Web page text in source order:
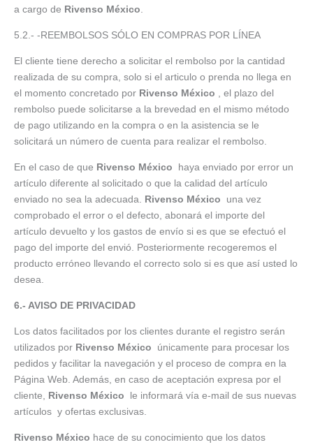
a cargo de Rivenso México.
5.2.- -REEMBOLSOS SÓLO EN COMPRAS POR LÍNEA
El cliente tiene derecho a solicitar el rembolso por la cantidad
realizada de su compra, solo si el articulo o prenda no llega en
el momento concretado por Rivenso México , el plazo del
rembolso puede solicitarse a la brevedad en el mismo método
de pago utilizando en la compra o en la asistencia se le
solicitará un número de cuenta para realizar el rembolso.
En el caso de que Rivenso México haya enviado por error un
artículo diferente al solicitado o que la calidad del artículo
enviado no sea la adecuada. Rivenso México una vez
comprobado el error o el defecto, abonará el importe del
artículo devuelto y los gastos de envío si es que se efectuó el
pago del importe del envió. Posteriormente recogeremos el
producto erróneo llevando el correcto solo si es que así usted lo
desea.
6.- AVISO DE PRIVACIDAD
Los datos facilitados por los clientes durante el registro serán
utilizados por Rivenso México únicamente para procesar los
pedidos y facilitar la navegación y el proceso de compra en la
Página Web. Además, en caso de aceptación expresa por el
cliente, Rivenso México le informará vía e-mail de sus nuevas
artículos y ofertas exclusivas.
Rivenso México hace de su conocimiento que los datos